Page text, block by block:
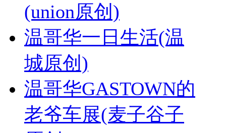
(union原创)
温哥华一日生活(温
城原创)
温哥华GASTOWN的
老爷车展(麦子谷子